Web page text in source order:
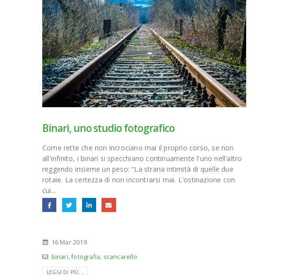
Binari, uno studio fotografico
Come rette che non incrociano mai il proprio corso, se non
all'infinito, i binari si specchiano continuamente l'uno nell'altro
reggendo insieme un peso: “La strana intimità di quelle due
rotaie. La certezza di non incontrarsi mai. L'ostinazione con
cui...
16 Mar 2019
binari,fotografia, scancarello
LEGGI DI PIÙ...